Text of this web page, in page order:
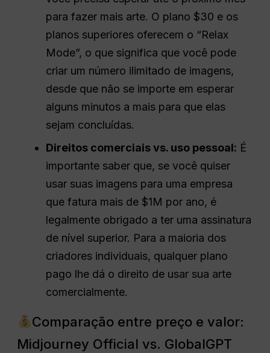
para fazer mais arte. O plano $30 e os
planos superiores oferecem o “Relax
Mode”, o que significa que você pode
criar um número ilimitado de imagens,
desde que não se importe em esperar
alguns minutos a mais para que elas
sejam concluídas.
Direitos comerciais vs. uso pessoal: É
importante saber que, se você quiser
usar suas imagens para uma empresa
que fatura mais de $1M por ano, é
legalmente obrigado a ter uma assinatura
de nível superior. Para a maioria dos
criadores individuais, qualquer plano
pago lhe dá o direito de usar sua arte
comercialmente.
Comparação entre preço e valor:
Midjourney Official vs. GlobalGPT